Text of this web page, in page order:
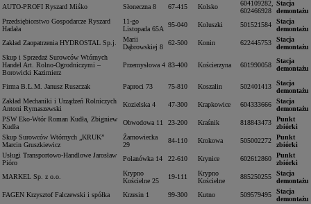
AUTO-PROFI Ryszard Miśko
Słoneczna 8 67-415 Kolsko
604109282,
602466928
Stacja
demontażu
Przedsiębiorstwo Gospodarcze Ryszard
Hadała
11-go
Listopada 65A
95-040 Koluszki 501521584
Stacja
demontażu
Zakład Zaopatrzenia HYDROSTAL Sp.j.
Marii
Dąbrowskiej 8
62-500 Konin 622445753
Stacja
demontażu
Skup i Sprzedaż Surowców Wtórnych
Handel Art. Rolno-Ogrodniczymi –
Borowicki Kazimierz
Przemysłowa 4 83-400 Kościerzyna 601990058
Stacja
demontażu
Firma B.L.M. Janusz Ruszczak Paproci 73 75-810 Koszalin 502401413
Stacja
demontażu
Zakład Mechaniki i Urządzeń Rolniczych
Antoni Rymaszewski
Kozielska 4 47-300 Krapkowice 604333666
Stacja
demontażu
PSW Eko-Wtór Roman Kudła, Zbigniew
Kudła
Obwodowa 11 23-200 Kraśnik 818843473
Punkt
zbiórki
Skup Surowców Wtórnych „KRUK”
Marcin Gruszkiewicz
Żarnowiecka
29
84-110 Krokowa 505002272
Punkt
zbiórki
Usługi Transportowo-Handlowe Jarosław
Pióro
Polanówka 14 22-610 Krynice 602612860
Punkt
zbiórki
MARKEL Sp. z o.o.
Krypno
Kościelne 25
19-111
Krypno
Kościelne
885250255
Stacja
demontażu
FAGEN Krzysztof Falczewski i spółka
Krzesin 1 99-300 Kutno 509579495
Stacja
demontażu